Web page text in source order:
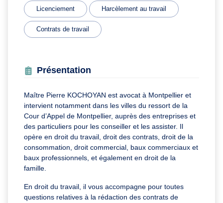
Licenciement Harcèlement au travail
Contrats de travail
Présentation
Maître Pierre KOCHOYAN est avocat à Montpellier et
intervient notamment dans les villes du ressort de la
Cour d’Appel de Montpellier, auprès des entreprises et
des particuliers pour les conseiller et les assister. Il
opère en droit du travail, droit des contrats, droit de la
consommation, droit commercial, baux commerciaux et
baux professionnels, et également en droit de la
famille.
En droit du travail, il vous accompagne pour toutes
questions relatives à la rédaction des contrats de